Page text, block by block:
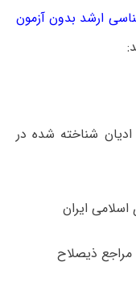
ارشد بدون آزمون
شناخته شده در
ایران
ذیصلاح